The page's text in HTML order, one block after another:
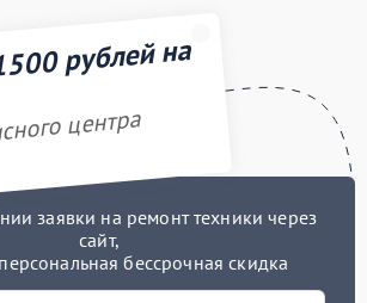
рублей на
центра
заявки на ремонт техники через
сайт,
бессрочная скидка